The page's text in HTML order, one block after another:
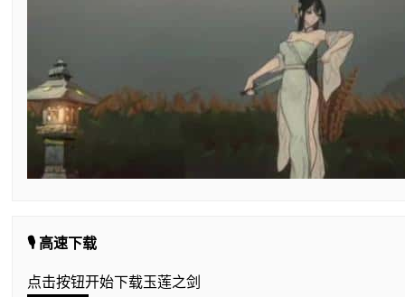
🎙️ 高速下载
点击按钮开始下载玉莲之剑